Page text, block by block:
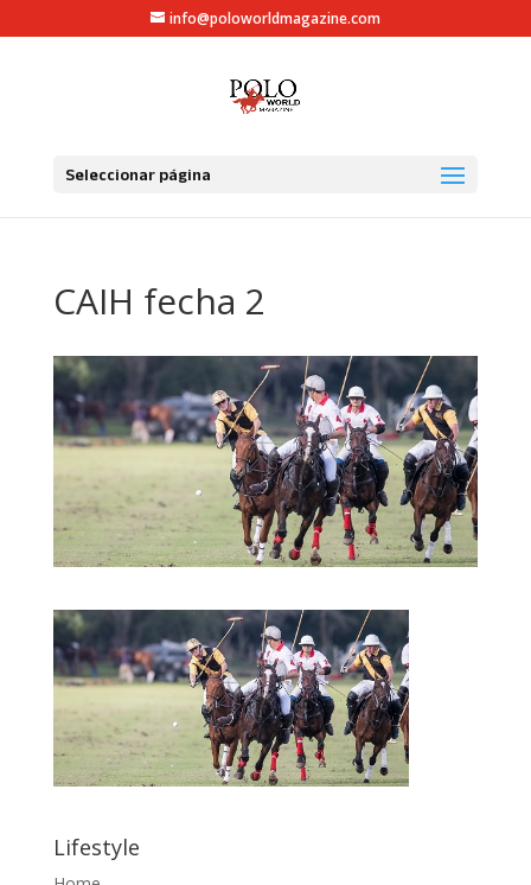
info@poloworldmagazine.com
Seleccionar página
CAIH fecha 2
Lifestyle